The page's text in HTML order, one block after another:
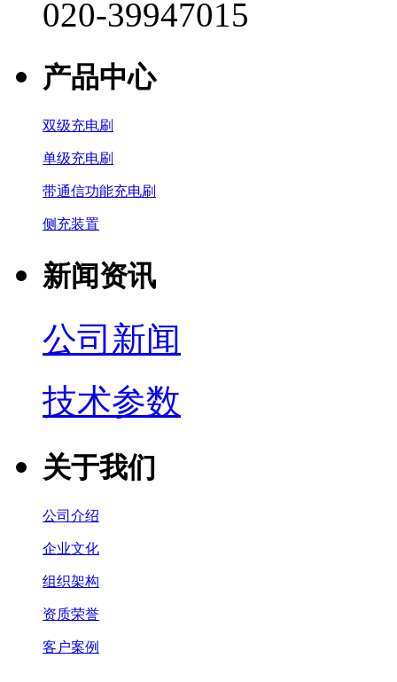
020-39947015
产品中心
双级充电刷
单级充电刷
带通信功能充电刷
侧充装置
新闻资讯
公司新闻
技术参数
关于我们
公司介绍
企业文化
组织架构
资质荣誉
客户案例